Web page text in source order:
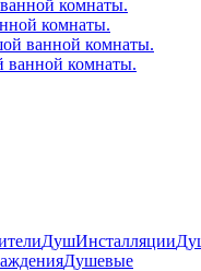
комнаты.
ванной комнаты.
ДушИнсталляции
Душевые